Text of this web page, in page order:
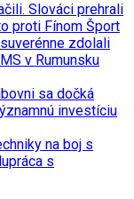
Slováci prehrali
proti Fínom Šport
zdolali
v Rumunsku
sa dočká
investíciu
na boj s
s